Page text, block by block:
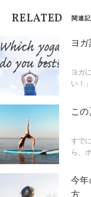
RELATED 関連
ヨ
ヨガ
い！
な「
ヨガ
にも
こ
すで
ら、
い変
戦し
今年
方